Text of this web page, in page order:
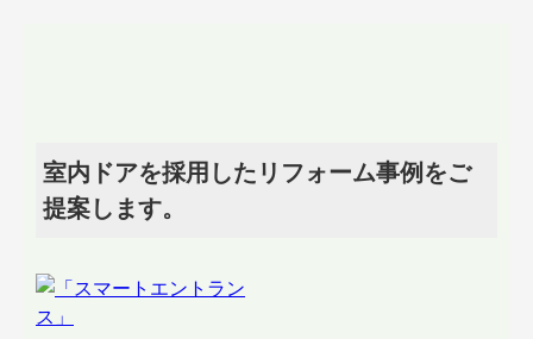
室内ドアを採用したリフォーム事例をご
提案します。